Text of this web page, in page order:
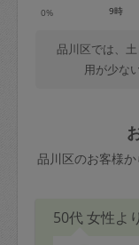
0% 9時
品川区では、
用が少な
品川区のお客様
50代 女性より